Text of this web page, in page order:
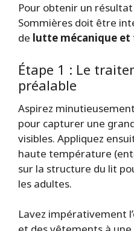
Pour obtenir un
Sommières doit être
de lutte mécanique
Étape 1 : Le
préalable
Aspirez
pour capturer une
visibles. Appliquez
haute température
sur la structure du lit
les adultes.
Lavez impérativement